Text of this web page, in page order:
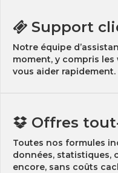
Support
Notre équipe
moment, y compris
vous aider rapidement.
Offres
Toutes nos formules
données, statistiques,
encore, sans coûts